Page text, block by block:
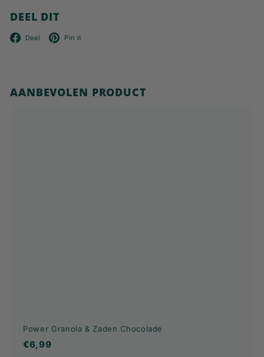
DEEL DIT
Deel Facebook
Pin it
AANBEVOLEN PRODUCT
Power Granola & Zaden Chocolade
€6,99€6,99